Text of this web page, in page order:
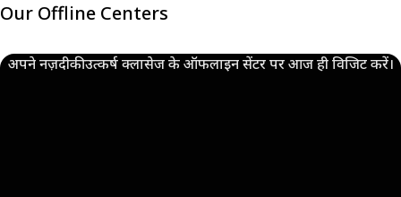
Our Offline Centers
अपने नज़दीकी उत्कर्ष क्लासेज के ऑफलाइन सेंटर पर आज ही विजिट करें।